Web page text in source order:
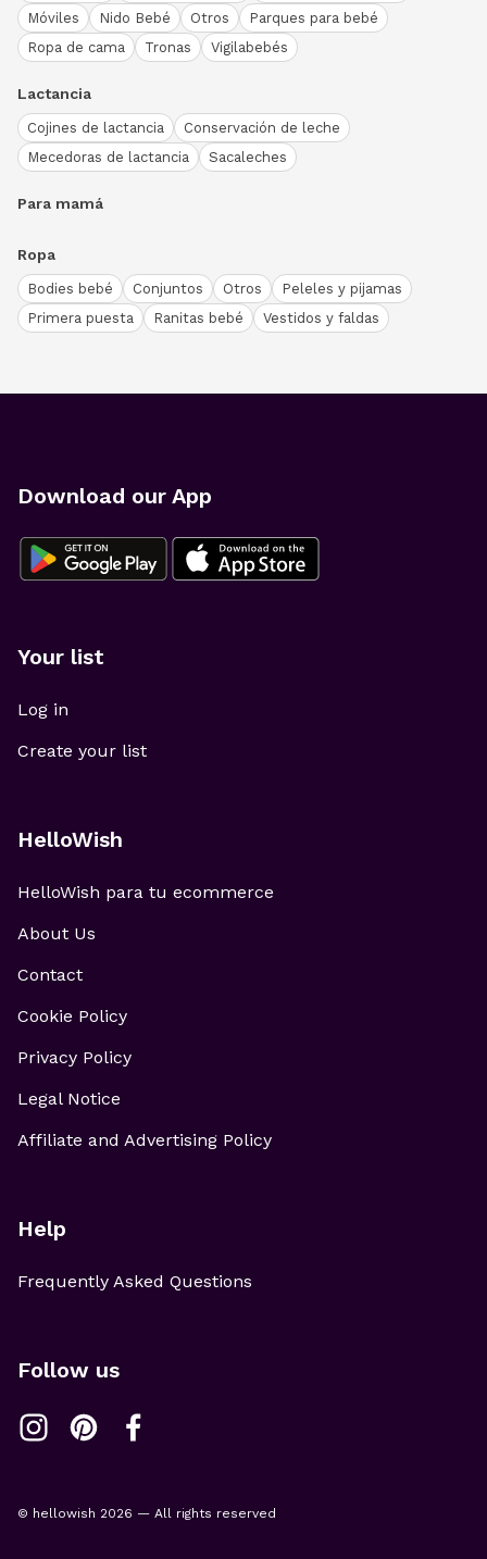
Móviles
Nido Bebé Otros
Parques para bebé
Ropa de cama
Tronas Vigilabebés
Lactancia
Cojines de lactancia
Conservación de leche
Mecedoras de lactancia
Sacaleches
Para mamá
Ropa
Bodies bebé Conjuntos Otros
Peleles y pijamas
Primera puesta
Ranitas bebé Vestidos y faldas
Download our App
Your list
Log in
Create your list
HelloWish
HelloWish para tu ecommerce
About Us
Contact
Cookie Policy
Privacy Policy
Legal Notice
Affiliate and Advertising Policy
Help
Frequently Asked Questions
Follow us
© hellowish 2026 — All rights reserved